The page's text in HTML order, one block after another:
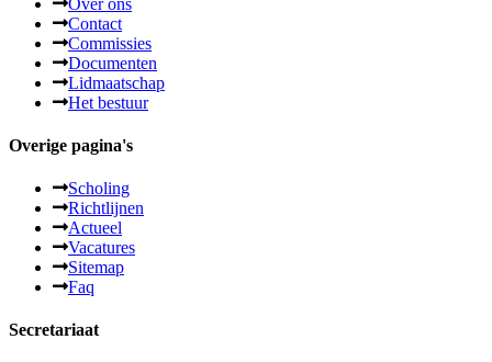
Contact
Commissies
Documenten
Lidmaatschap
Het bestuur
Overige pagina's
Scholing
Richtlijnen
Actueel
Vacatures
Sitemap
Faq
Secretariaat